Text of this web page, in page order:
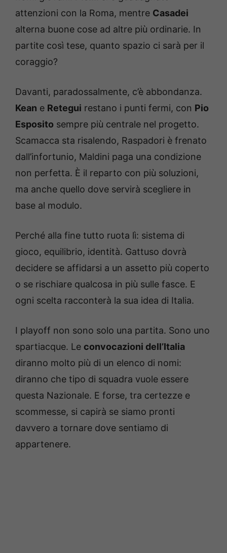
attenzioni con la Roma, mentre Casadei
alterna buone cose ad altre più ordinarie. In
partite così tese, quanto spazio ci sarà per il
coraggio?
Davanti, paradossalmente, c’è abbondanza.
Kean e Retegui restano i punti fermi, con Pio
Esposito sempre più centrale nel progetto.
Scamacca sta risalendo, Raspadori è frenato
dall’infortunio, Maldini paga una condizione
non perfetta. È il reparto con più soluzioni,
ma anche quello dove servirà scegliere in
base al modulo.
Perché alla fine tutto ruota lì: sistema di
gioco, equilibrio, identità. Gattuso dovrà
decidere se affidarsi a un assetto più coperto
o se rischiare qualcosa in più sulle fasce. E
ogni scelta racconterà la sua idea di Italia.
I playoff non sono solo una partita. Sono uno
spartiacque. Le convocazioni dell’Italia
diranno molto più di un elenco di nomi:
diranno che tipo di squadra vuole essere
questa Nazionale. E forse, tra certezze e
scommesse, si capirà se siamo pronti
davvero a tornare dove sentiamo di
appartenere.